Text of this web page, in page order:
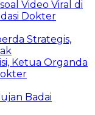
Video Viral di
Dokter
Strategis,
Ketua Organda
Badai